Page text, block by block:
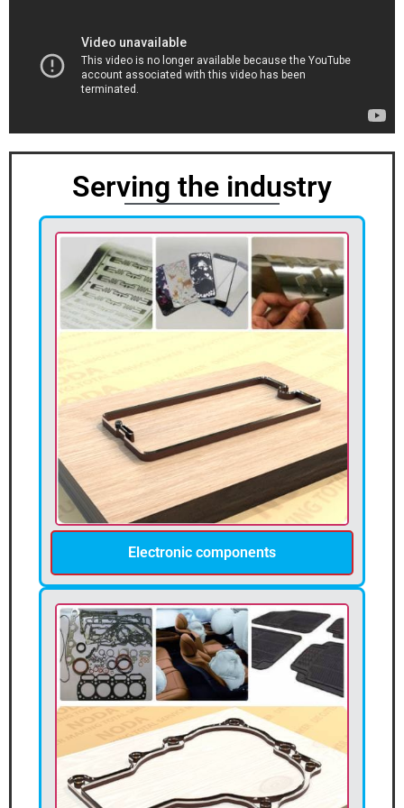
Serving the industry
Electronic components